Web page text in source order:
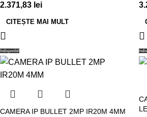
2.371,83 lei
CITEȘTE MAI MULT
Indisponibil
CAMERA IP BULLET 2MP IR20M 4MM